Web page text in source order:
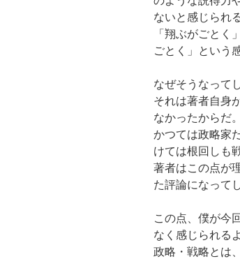
ないと感じられ
「翔ぶがごとく
ごとく」という
なぜそうなって
それは著者自身
なかったからだ。
かつては政略家
けては根回しも
著者はこの点が
た評論になって
この点、僕が今
なく感じられる
政略・戦略とは